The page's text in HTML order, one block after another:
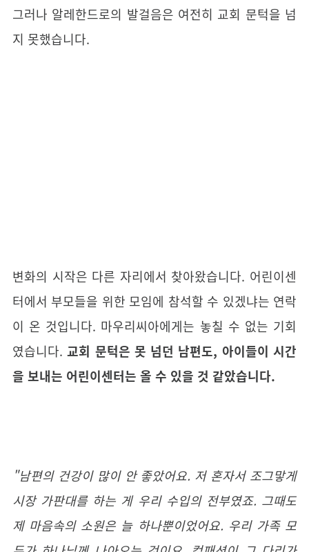
그러나 알레한드로의 발걸음은 여전히 교회 문턱을 넘
지 못했습니다.
변화의 시작은 다른 자리에서 찾아왔습니다. 어린이센
터에서 부모들을 위한 모임에 참석할 수 있겠냐는 연락
이 온 것입니다. 마우리씨아에게는 놓칠 수 없는 기회
였습니다.교회 문턱은 못 넘던 남편도, 아이들이 시간
을 보내는 어린이센터는 올 수 있을 것 같았습니다.
"남편의 건강이 많이 안 좋았어요. 저 혼자서 조그맣게
시장 가판대를 하는 게 우리 수입의 전부였죠. 그때도
제 마음속의 소원은 늘 하나뿐이었어요. 우리 가족 모